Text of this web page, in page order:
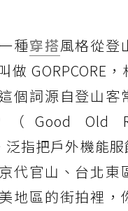
種穿搭風格從登
做 GORPCORE
個詞源自登山客
Good Old
泛指把戶外機能
代官山、台北東
地區的街拍裡，